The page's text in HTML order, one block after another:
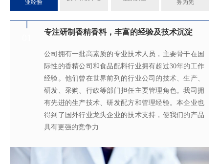
业经验
务为先
专注研制香精香料，丰富的经验及技术沉淀
公司拥有一批高素质的专业技术人员，主要骨干在国
际性的香精公司和食品配料行业拥有超过30年的工作
经验。他们曾在世界前列的行业公司的技术、生产、
研发、采购、行政等部门担任主要管理角色。我司拥
有先进的生产技术、研发配方和管理经验。本企业也
得到了国外行业龙头企业的技术支持，使我们的产品
具有更强的竞争力
满足客户不同的调香需求
拥有独立的香精香料技术研发实验室和生产车间，可
为客户提供适合、满意，高性价比的高品质香精。
完善的质量管理体系
从2005年起，公司就建立了国际认可的ISO9001：
2015质量管理体系及ISO22000：2018 食品安全管理体
系，为所有产品质量稳定性及食用安全性保驾护航。
真心酿香味 芬芳传五洲
轩宇的应用及技术服务中心，汇聚了多位优秀的技术
工程师从事香精香料在各类产品中的开发应用，能高
效地针对客户需求打造不同产品，满 足客户对提高其
产品质量以及缩短交货期的需求。